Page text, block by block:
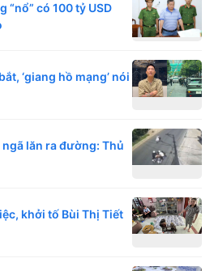
“nổ” có 100 tỷ USD
‘giang hồ mạng’ nói
lăn ra đường: Thủ
khởi tố Bùi Thị Tiết